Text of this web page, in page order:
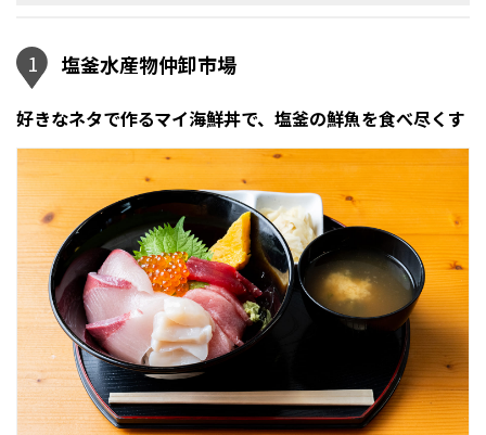
1 塩釜水産物仲卸市場
好きなネタで作るマイ海鮮丼で、塩釜の鮮魚を食べ尽くす